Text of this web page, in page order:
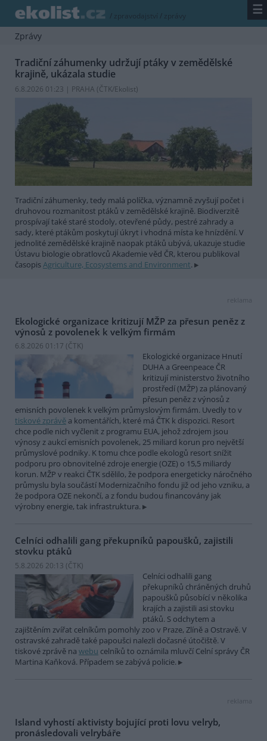
/ zpravodajství / zprávy ☰
Zprávy
Tradiční záhumenky udržují ptáky v zemědělské
krajině, ukázala studie
6.8.2026 01:23 | PRAHA (ČTK/Ekolist)
Tradiční záhumenky, tedy malá políčka, významně zvyšují počet i
druhovou rozmanitost ptáků v zemědělské krajině. Biodiverzitě
prospívají také staré stodoly, otevřené půdy, pestré zahrady a
sady, které ptákům poskytují úkryt i vhodná místa ke hnízdění. V
jednolité zemědělské krajině naopak ptáků ubývá, ukazuje studie
Ústavu biologie obratlovců Akademie věd ČR, kterou publikoval
časopisAgriculture, Ecosystems and Environment.
reklama
Ekologické organizace kritizují MŽP za přesun peněz z
výnosů z povolenek k velkým firmám
6.8.2026 01:17 (ČTK)
Ekologické organizace Hnutí
DUHA a Greenpeace ČR
kritizují ministerstvo životního
prostředí (MŽP) za plánovaný
přesun peněz z výnosů z
emisních povolenek k velkým průmyslovým firmám. Uvedly to v
tiskové zprávě a komentářích, které má ČTK k dispozici. Resort
chce podle nich vyčlenit z programu EUA, jehož zdrojem jsou
výnosy z aukcí emisních povolenek, 25 miliard korun pro největší
průmyslové podniky. K tomu chce podle ekologů resort snížit
podporu pro obnovitelné zdroje energie (OZE) o 15,5 miliardy
korun. MŽP v reakci ČTK sdělilo, že podpora energeticky náročného
průmyslu byla součástí Modernizačního fondu již od jeho vzniku, a
že podpora OZE nekončí, a z fondu budou financovány jak
výrobny energie, tak infrastruktura.
Celníci odhalili gang překupníků papoušků, zajistili
stovku ptáků
5.8.2026 20:13 (ČTK)
Celníci odhalili gang
překupníků chráněných druhů
papoušků působící v několika
krajích a zajistili asi stovku
ptáků. S odchytem a
zajištěním zvířat celníkům pomohly zoo v Praze, Zlíně a Ostravě. V
ostravské zahradě také papoušci nalezli dočasné útočiště. V
tiskové zprávě na webu celníků to oznámila mluvčí Celní správy ČR
Martina Kaňková. Případem se zabývá policie.
reklama
Island vyhostí aktivisty bojující proti lovu velryb,
pronásledovali velrybáře